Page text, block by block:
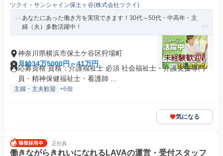
ツクイ・サンシャイン保土ヶ谷(株式会社ツクイ)
あなたにあった働き方を実現できます！30代～50代・中高年・主
婦（夫）多数活躍中！
神奈川県横浜市保土ケ谷区狩場町
月給34万5000円～41万円
応募資格 資格：介護福祉士 必須 社会福祉士・介護支援専門
員・精神保健福祉士・看護師 ...
主婦・主夫歓迎 +6個
気になる
正社員
働きながらきれいになれるLAVAの運営・受付スタッフ